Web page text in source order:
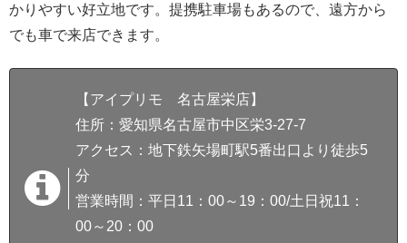
かりやすい好立地です。提携駐車場もあるので、遠方から
でも車で来店できます。
【アイプリモ 名古屋栄店】
住所：愛知県名古屋市中区栄3-27-7
アクセス：地下鉄矢場町駅5番出口より徒歩5
分
営業時間：平日11：00～19：00/土日祝11：
00～20：00